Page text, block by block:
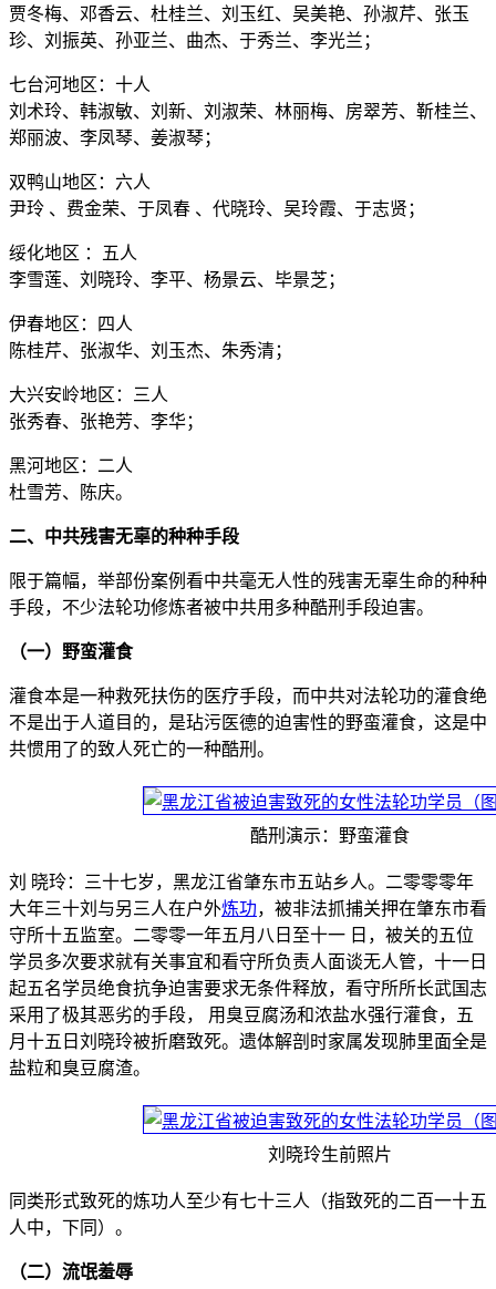
贾冬梅、邓香云、杜桂兰、刘玉红、吴美艳、孙淑芹、张玉
珍、刘振英、孙亚兰、曲杰、于秀兰、李光兰；
七台河地区：十人
刘术玲、韩淑敏、刘新、刘淑荣、林丽梅、房翠芳、靳桂兰、
郑丽波、李凤琴、姜淑琴；
双鸭山地区：六人
尹玲 、费金荣、于凤春 、代晓玲、吴玲霞、于志贤；
绥化地区 ：五人
李雪莲、刘晓玲、李平、杨景云、毕景芝；
伊春地区：四人
陈桂芹、张淑华、刘玉杰、朱秀清；
大兴安岭地区：三人
张秀春、张艳芳、李华；
黑河地区：二人
杜雪芳、陈庆。
二、中共残害无辜的种种手段
限于篇幅，举部份案例看中共毫无人性的残害无辜生命的种种
手段，不少法轮功修炼者被中共用多种酷刑手段迫害。
（一）野蛮灌食
灌食本是一种救死扶伤的医疗手段，而中共对法轮功的灌食绝
不是出于人道目的，是玷污医德的迫害性的野蛮灌食，这是中
共惯用了的致人死亡的一种酷刑。
酷刑演示：野蛮灌食
刘 晓玲：三十七岁，黑龙江省肇东市五站乡人。二零零零年
大年三十刘与另三人在户外炼功，被非法抓捕关押在肇东市看
守所十五监室。二零零一年五月八日至十一 日，被关的五位
学员多次要求就有关事宜和看守所负责人面谈无人管，十一日
起五名学员绝食抗争迫害要求无条件释放，看守所所长武国志
采用了极其恶劣的手段， 用臭豆腐汤和浓盐水强行灌食，五
月十五日刘晓玲被折磨致死。遗体解剖时家属发现肺里面全是
盐粒和臭豆腐渣。
刘晓玲生前照片
同类形式致死的炼功人至少有七十三人（指致死的二百一十五
人中，下同）。
（二）流氓羞辱